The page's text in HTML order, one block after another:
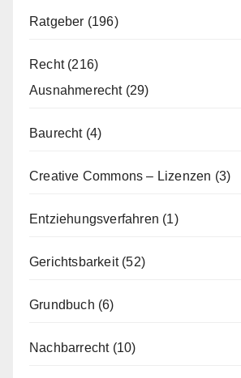
Ratgeber (196)
Recht(216)
Ausnahmerecht(29)
Baurecht(4)
Creative Commons – Lizenzen (3)
Entziehungsverfahren (1)
Gerichtsbarkeit(52)
Grundbuch (6)
Nachbarrecht(10)